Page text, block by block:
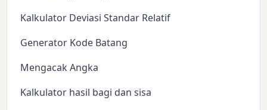
Kalkulator Deviasi Standar Relatif
Generator Kode Batang
Mengacak Angka
Kalkulator hasil bagi dan sisa